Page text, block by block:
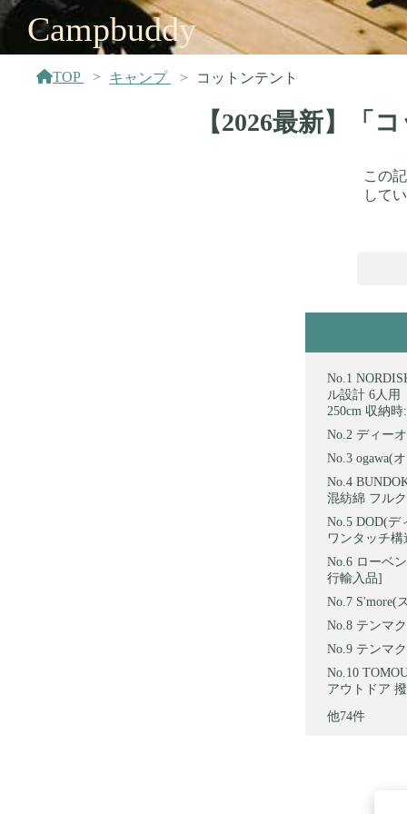
Campbuddy
TOP キャンプ コットンテント
【2026最新】「
この
して
ル設計 6人用
250cm 収納
ディー
ogawa(
混紡綿 フル
DOD(デ
ワンタッチ
ローベ
行輸入品]
S'more(
テンマ
テンマ
アウトドア
他74件